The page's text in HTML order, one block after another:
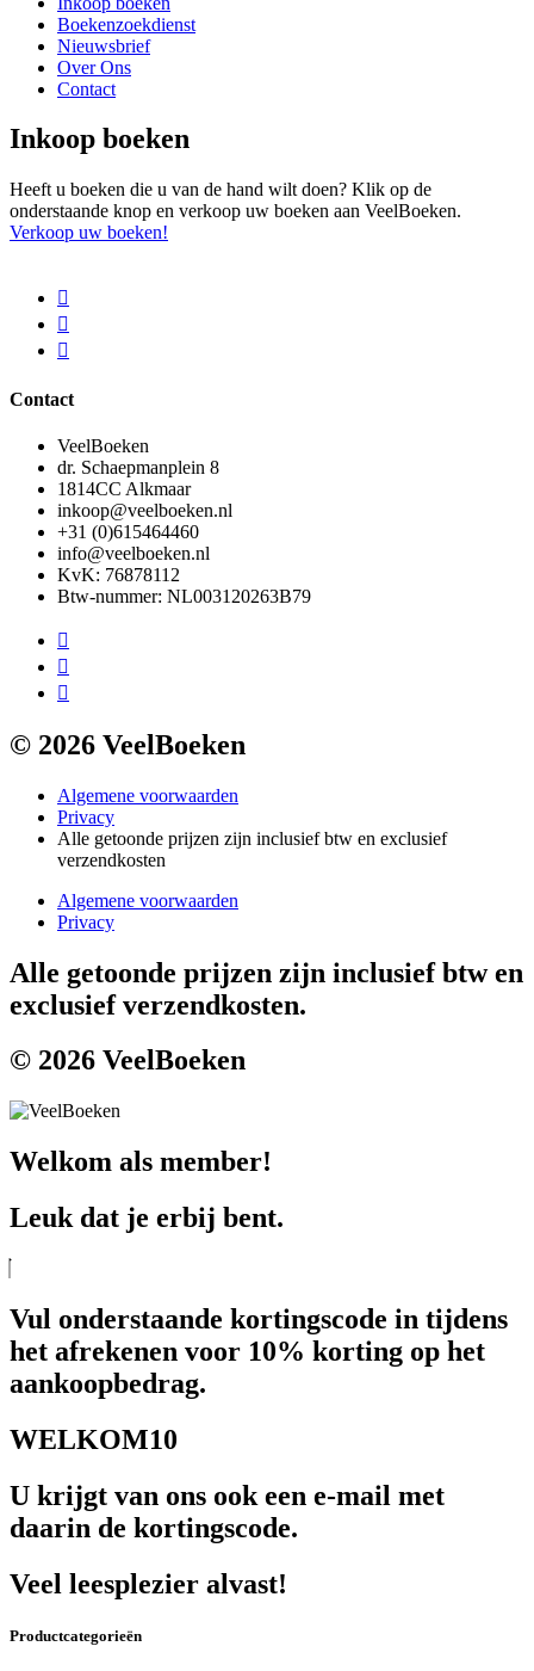
Boekenzoekdienst
Nieuwsbrief
Over Ons
Contact
Inkoop boeken
Heeft u boeken die u van de hand wilt doen? Klik op de
onderstaande knop en verkoop uw boeken aan VeelBoeken.
Verkoop uw boeken!
Contact
VeelBoeken
dr. Schaepmanplein 8
1814CC Alkmaar
inkoop@veelboeken.nl
+31 (0)615464460
info@veelboeken.nl
KvK: 76878112
Btw-nummer: NL003120263B79
© 2026 VeelBoeken
Algemene voorwaarden
Privacy
Alle getoonde prijzen zijn inclusief btw en exclusief
verzendkosten
Algemene voorwaarden
Privacy
Alle getoonde prijzen zijn inclusief btw en
exclusief verzendkosten.
© 2026 VeelBoeken
Welkom als member!
Leuk dat je erbij bent.
Vul onderstaande kortingscode in tijdens
het afrekenen voor 10% korting op het
aankoopbedrag.
WELKOM10
U krijgt van ons ook een e-mail met
daarin de kortingscode.
Veel leesplezier alvast!
Productcategorieën